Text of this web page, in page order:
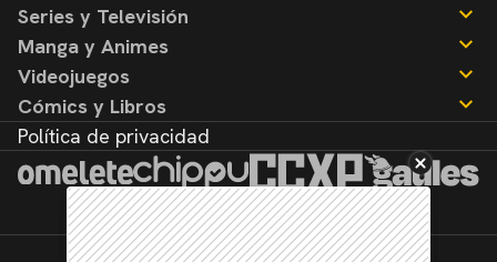
Noticias
Reseñas
Series y Televisión
Noticias
Reseñas
Manga y Animes
Noticias
Reseñas
Videojuegos
Noticias
Reseñas
Cómics y Libros
Noticias
Reseñas
Política de privacidad